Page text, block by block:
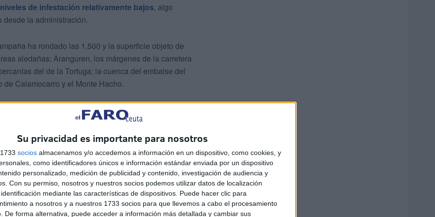
Su privacidad es importante para nosotros
socios almacenamos y/o accedemos a información en un dispositivo, como cookies, y
como identificadores únicos e información estándar enviada por un dispositivo
personalizado, medición de publicidad y contenido, investigación de audiencia y
Con su permiso, nosotros y nuestros socios podemos utilizar datos de localización
mediante las características de dispositivos. Puede hacer clic para
a nosotros y a nuestros 1733 socios para que llevemos a cabo el procesamiento
De forma alternativa, puede acceder a información más detallada y cambiar sus
niveles de infestación relativamente bajos, algo
desde la administración.
ha rondado las 1.500 y la superficie objeto de
aledañas; Aranguren, los márgenes de la carretera
del de la Tortuga; la cuenca del embalse del
de Calamocarro y el Monte Hacho.
niveles de infestación
de ejecutar las actuaciones de tratamiento contra